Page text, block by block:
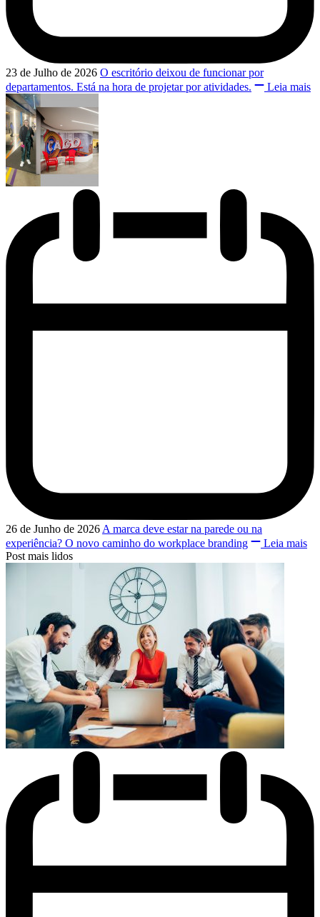
23 de Julho de 2026 O escritório deixou de funcionar por
departamentos. Está na hora de projetar por atividades.
Leia mais
26 de Junho de 2026 A marca deve estar na parede ou na
experiência? O novo caminho do workplace branding
Leia mais
Post mais lidos